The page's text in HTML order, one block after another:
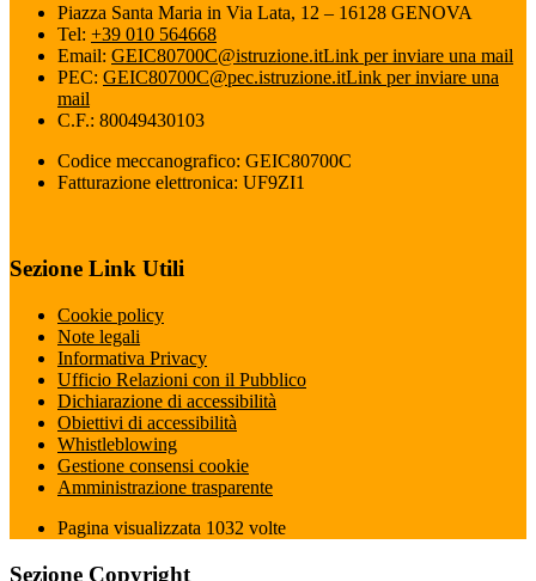
Piazza Santa Maria in Via Lata, 12 – 16128 GENOVA
Tel: +39 010 564668
Email: GEIC80700C@istruzione.itLink per inviare una mail
PEC: GEIC80700C@pec.istruzione.itLink per inviare una
mail
C.F.: 80049430103
Codice meccanografico: GEIC80700C
Fatturazione elettronica: UF9ZI1
Sezione Link Utili
Cookie policy
Note legali
Informativa Privacy
Ufficio Relazioni con il Pubblico
Dichiarazione di accessibilità
Obiettivi di accessibilità
Whistleblowing
Gestione consensi cookie
Amministrazione trasparente
Pagina visualizzata 1032 volte
Sezione Copyright